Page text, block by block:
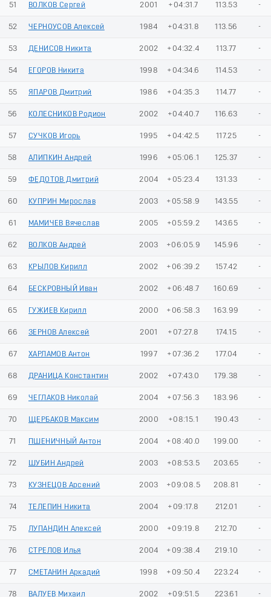
51 ВОЛКОВ Сергей 2001 +04:31.7 113.53 -
52 ЧЕРНОУСОВ Алексей 1984 +04:31.8 113.56 -
53 ДЕНИСОВ Никита 2002 +04:32.4 113.77 -
54 ЕГОРОВ Никита 1998 +04:34.6 114.53 -
55 ЯПАРОВ Дмитрий 1986 +04:35.3 114.77 -
56 КОЛЕСНИКОВ Родион 2002 +04:40.7 116.63 -
57 СУЧКОВ Игорь 1995 +04:42.5 117.25 -
58 АЛИПКИН Андрей 1996 +05:06.1 125.37 -
59 ФЕДОТОВ Дмитрий 2004 +05:23.4 131.33 -
60 КУПРИН Мирослав 2003 +05:58.9 143.55 -
61 МАМИЧЕВ Вячеслав 2005 +05:59.2 143.65 -
62 ВОЛКОВ Андрей 2003 +06:05.9 145.96 -
63 КРЫЛОВ Кирилл 2002 +06:39.2 157.42 -
64 БЕСКРОВНЫЙ Иван 2002 +06:48.7 160.69 -
65 ГУЖИЕВ Кирилл 2000 +06:58.3 163.99 -
66 ЗЕРНОВ Алексей 2001 +07:27.8 174.15 -
67 ХАРЛАМОВ Антон 1997 +07:36.2 177.04 -
68 ДРАНИЦА Константин 2002 +07:43.0 179.38 -
69 ЧЕГЛАКОВ Николай 2004 +07:56.3 183.96 -
70 ЩЕРБАКОВ Максим 2000 +08:15.1 190.43 -
71 ПШЕНИЧНЫЙ Антон 2004 +08:40.0 199.00 -
72 ШУБИН Андрей 2003 +08:53.5 203.65 -
73 КУЗНЕЦОВ Арсений 2003 +09:08.5 208.81 -
74 ТЕЛЕПИН Никита 2004 +09:17.8 212.01 -
75 ЛУПАНДИН Алексей 2000 +09:19.8 212.70 -
76 СТРЕЛОВ Илья 2004 +09:38.4 219.10 -
77 СМЕТАНИН Аркадий 1998 +09:50.4 223.24 -
78 ВАЛУЕВ Михаил 2002 +09:51.5 223.61 -